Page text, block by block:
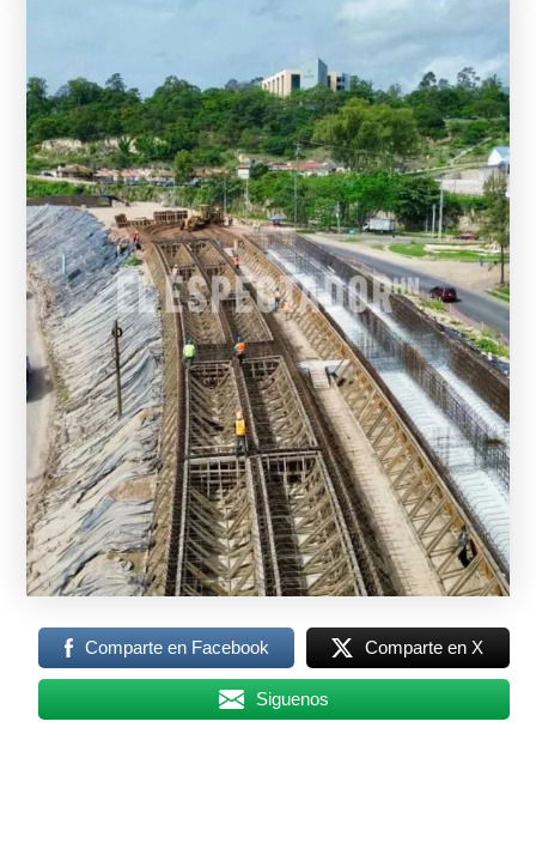
Comparte en Facebook Comparte en X
Siguenos